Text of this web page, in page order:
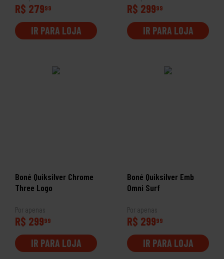
R$ 27999
IR PARA LOJA
R$ 29999
IR PARA LOJA
Boné Quiksilver Chrome
Three Logo
Por apenas
R$ 29999
IR PARA LOJA
Boné Quiksilver Emb
Omni Surf
Por apenas
R$ 29999
IR PARA LOJA